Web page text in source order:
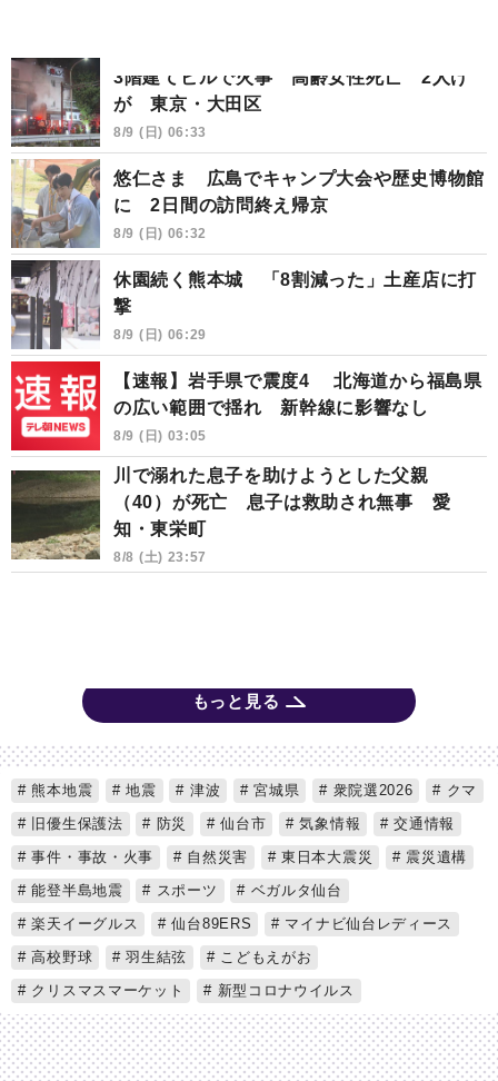
3階建てビルで火事 高齢女性死亡 2人け
が 東京・大田区
8/9 (日) 06:33
悠仁さま 広島でキャンプ大会や歴史博物館
に 2日間の訪問終え帰京
8/9 (日) 06:32
休園続く熊本城 「8割減った」土産店に打
撃
8/9 (日) 06:29
【速報】岩手県で震度4 北海道から福島県
の広い範囲で揺れ 新幹線に影響なし
8/9 (日) 03:05
川で溺れた息子を助けようとした父親
（40）が死亡 息子は救助され無事 愛
知・東栄町
8/8 (土) 23:57
もっと見る
熊本地震 地震 津波 宮城県 衆院選2026
クマ
旧優生保護法
防災 仙台市 気象情報
交通情報
事件・事故・火事
自然災害 東日本大震災
震災遺構
能登半島地震
スポーツ
ベガルタ仙台
楽天イーグルス
仙台89ERS
マイナビ仙台レディース
高校野球
羽生結弦
こどもえがお
クリスマスマーケット
新型コロナウイルス